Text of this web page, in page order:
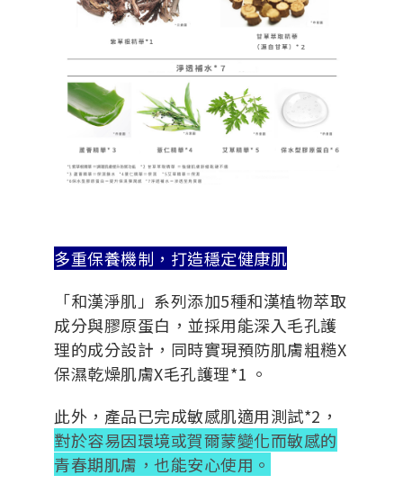
多重保養機制，打造穩定健康肌
「和漢淨肌」系列添加5種和漢植物萃取
成分與膠原蛋白，並採用能深入毛孔護
理的成分設計，同時實現預防肌膚粗糙X
保濕乾燥肌膚X毛孔護理*1 。
此外，產品已完成敏感肌適用測試*2，
對於容易因環境或賀爾蒙變化而敏感的
青春期肌膚，也能安心使用。